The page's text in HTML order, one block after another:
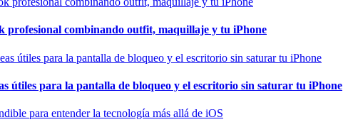
profesional combinando outfit, maquillaje y tu iPhone
útiles para la pantalla de bloqueo y el escritorio sin saturar tu iPhone